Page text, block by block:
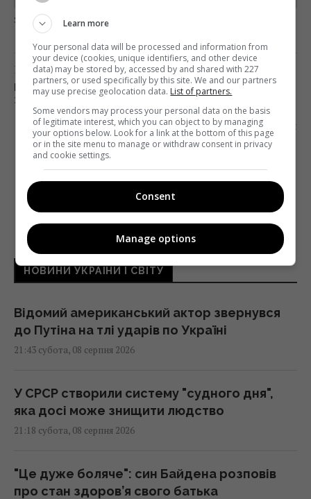
загрузка...
Попередня стаття
ПРОВАЙДЕРИ ПРОСЯТЬ ВЛАДУ НЕ ПОСПІШАТИ
З НОВИМ «ПОДАТКОМ»
Наступна стаття
СЛІДЧА КОМІСІЯ ЗАВЕРШИЛА РОЗСЛІДУВАННЯ
ЩОДО «112 УКРАЇНА», ZIK И NEWSONE
НОВИНИ УКРАЇНИ І СВІТУ
Відомий американський актор звернувся
до Путіна на тлі ударів по Україні
21:43 субота, 08 серпня 2026
У СРСР створили систему "судного дня",
яка досі може знищити людство
21:18 субота, 08 серпня 2026
"Це дуже боляче": син Байдена розповів
про стан здоров’я свого батька
Learn more
Your personal data will be processed and information from
your device (cookies, unique identifiers, and other device
data) may be stored by, accessed by and shared with 227
partners, or used specifically by this site. We and our partners
may use precise geolocation data. List of partners.
Some vendors may process your personal data on the basis
of legitimate interest, which you can object to by managing
your options below. Look for a link at the bottom of this page
or in the site menu to manage or withdraw consent in privacy
and cookie settings.
Consent
Manage options